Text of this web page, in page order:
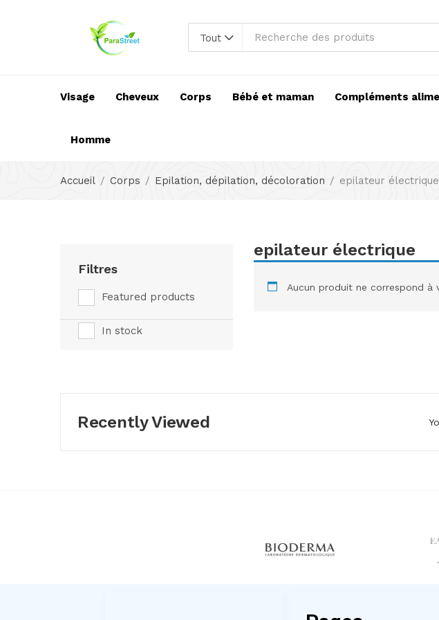
Tout
Visage Cheveux Corps Bébé et maman Compléments
Homme
Accueil Corps Epilation, dépilation, décoloration epilateur électrique
Filtres
Featured products
In stock
epilateur électrique
Aucun produit ne correspond à
Recently Viewed